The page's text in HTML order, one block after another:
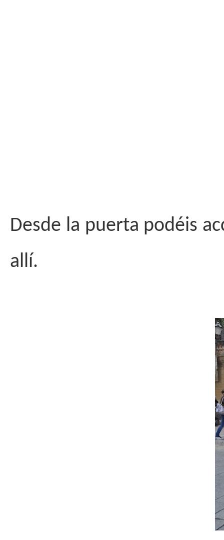
Desde la puerta podéis
allí.